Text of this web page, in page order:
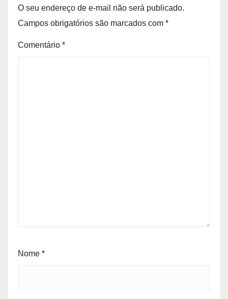
O seu endereço de e-mail não será publicado.
Campos obrigatórios são marcados com *
Comentário *
Nome *